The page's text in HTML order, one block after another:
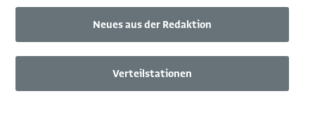
Neues aus der Redaktion
Verteilstationen